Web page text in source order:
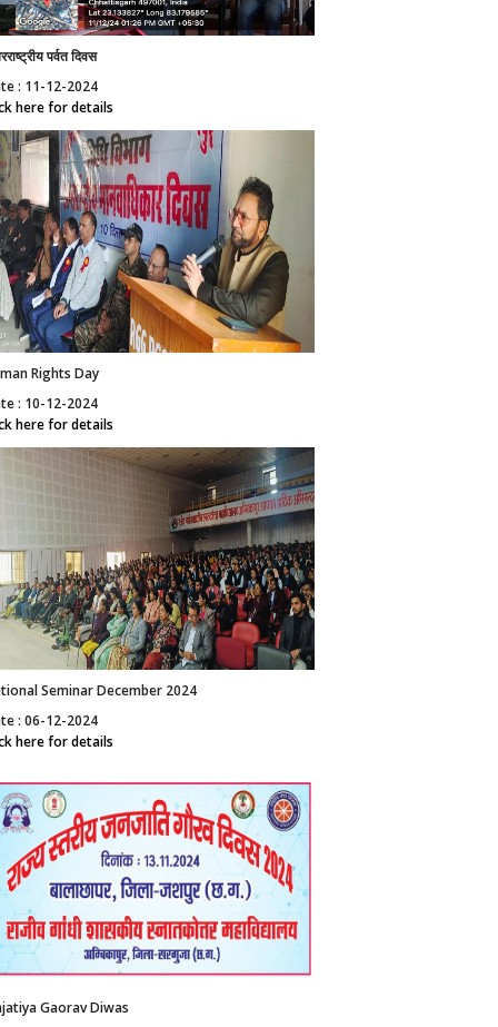
पर्वत दिवस
: 11-12-2024
here for details
Rights Day
: 10-12-2024
here for details
Seminar December 2024
: 06-12-2024
here for details
Gaorav Diwas